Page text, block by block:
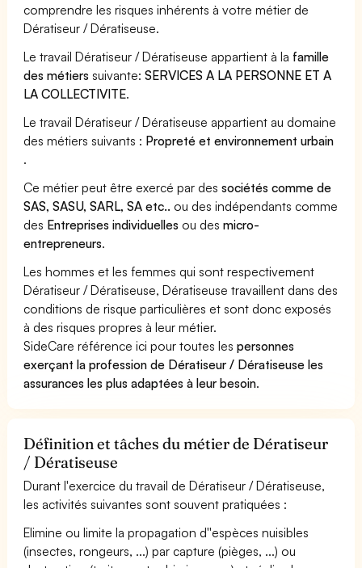
comprendre les risques inhérents à votre métier de
Dératiseur / Dératiseuse.
Le travail Dératiseur / Dératiseuse appartient à la famille
des métiers suivante:SERVICES A LA PERSONNE ET A
LA COLLECTIVITE.
Le travail Dératiseur / Dératiseuse appartient au domaine
des métiers suivants : Propreté et environnement urbain
.
Ce métier peut être exercé par dessociétés comme de
SAS, SASU, SARL, SA etc.. ou des indépendants comme
des Entreprises individuelles ou desmicro-
entrepreneurs.
Les hommes et les femmes qui sont respectivement
Dératiseur / Dératiseuse, Dératiseuse travaillent dans des
conditions de risque particulières et sont donc exposés
à des risques propres à leur métier.
SideCare référence ici pour toutes lespersonnes
exerçant la profession de Dératiseur / Dératiseuse les
assurances les plus adaptées à leur besoin.
Définition et tâches du métier de Dératiseur
/ Dératiseuse
Durant l'exercice du travail de Dératiseur / Dératiseuse,
les activités suivantes sont souvent pratiquées :
Elimine ou limite la propagation d''espèces nuisibles
(insectes, rongeurs, ...) par capture (pièges, ...) ou